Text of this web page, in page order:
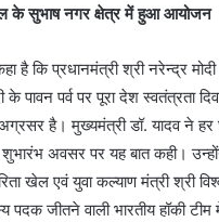
के सुभाष नगर क्षेत्र में हुआ आयोजन
है कि प्रधानमंत्री श्री नरेन्द्र
के पावन पर्व पर पूरा देश स्वतंत्रता
है। मुख्यमंत्री डॉ. यादव ने
शुभारंभ अवसर पर यह बात कही।
खेल एवं युवा कल्याण मंत्री श्री
पदक जीतने वाली भारतीय हॉकी